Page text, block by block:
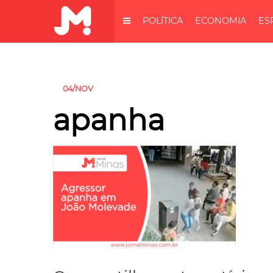
POLÍTICA ECONOMIA
04/NOV
apanha